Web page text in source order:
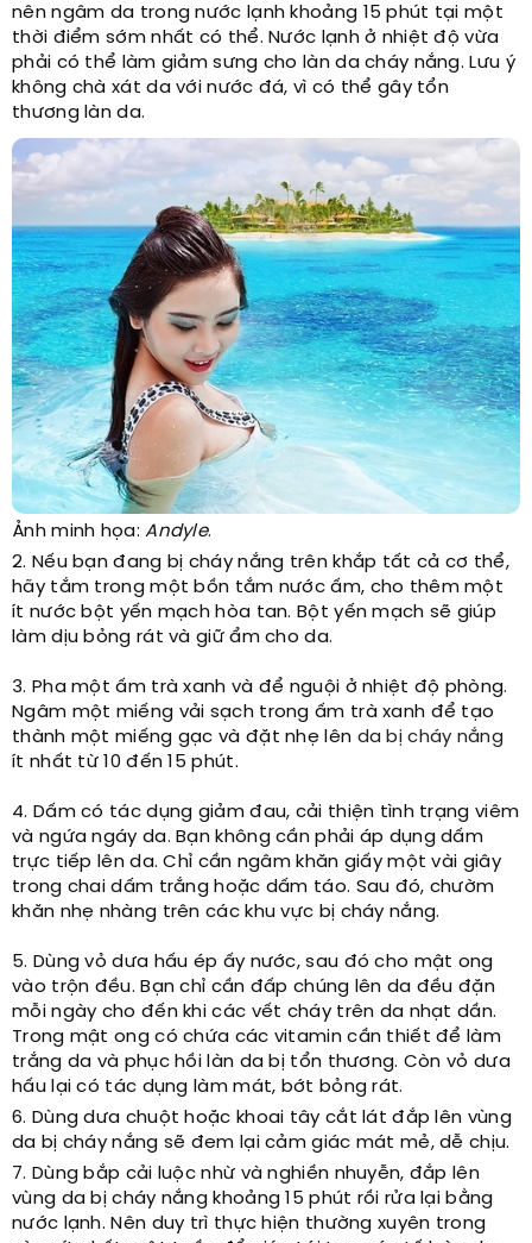
nên ngâm da trong nước lạnh khoảng 15 phút tại một
thời điểm sớm nhất có thể. Nước lạnh ở nhiệt độ vừa
phải có thể làm giảm sưng cho làn da cháy nắng. Lưu ý
không chà xát da với nước đá, vì có thể gây tổn
thương làn da.
Ảnh minh họa: Andyle.
2. Nếu bạn đang bị cháy nắng trên khắp tất cả cơ thể,
hãy tắm trong một bồn tắm nước ấm, cho thêm một
ít nước bột yến mạch hòa tan. Bột yến mạch sẽ giúp
làm dịu bỏng rát và giữ ẩm cho da.
3. Pha một ấm trà xanh và để nguội ở nhiệt độ phòng.
Ngâm một miếng vải sạch trong ấm trà xanh để tạo
thành một miếng gạc và đặt nhẹ lên da bị cháy nắng
ít nhất từ 10 đến 15 phút.
4. Dấm có tác dụng giảm đau, cải thiện tình trạng viêm
và ngứa ngáy da. Bạn không cần phải áp dụng dấm
trực tiếp lên da. Chỉ cần ngâm khăn giấy một vài giây
trong chai dấm trắng hoặc dấm táo. Sau đó, chườm
khăn nhẹ nhàng trên các khu vực bị cháy nắng.
5. Dùng vỏ dưa hấu ép ấy nước, sau đó cho mật ong
vào trộn đều. Bạn chỉ cần đấp chúng lên da đều đặn
mỗi ngày cho đến khi các vết cháy trên da nhạt dần.
Trong mật ong có chứa các vitamin cần thiết để làm
trắng da và phục hồi làn da bị tổn thương. Còn vỏ dưa
hấu lại có tác dụng làm mát, bớt bỏng rát.
6. Dùng dưa chuột hoặc khoai tây cắt lát đắp lên vùng
da bị cháy nắng sẽ đem lại cảm giác mát mẻ, dễ chịu.
7. Dùng bắp cải luộc nhừ và nghiền nhuyễn, đắp lên
vùng da bị cháy nắng khoảng 15 phút rồi rửa lại bằng
nước lạnh. Nên duy trì thực hiện thường xuyên trong